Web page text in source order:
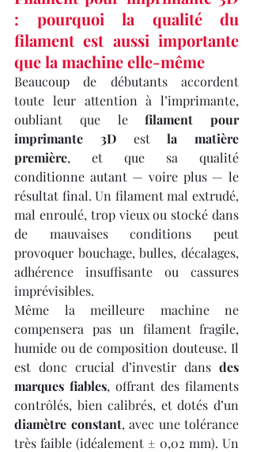
: pourquoi la qualité du
filament est aussi importante
que la machine elle-même
Beaucoup de débutants accordent
toute leur attention à l’imprimante,
oubliant que le filament pour
imprimante 3D est la matière
première, et que sa qualité
conditionne autant — voire plus — le
résultat final. Un filament mal extrudé,
mal enroulé, trop vieux ou stocké dans
de mauvaises conditions peut
provoquer bouchage, bulles, décalages,
adhérence insuffisante ou cassures
imprévisibles.
Même la meilleure machine ne
compensera pas un filament fragile,
humide ou de composition douteuse. Il
est donc crucial d’investir dans des
marques fiables, offrant des filaments
diamètre constant, avec une tolérance
très faible (idéalement ± 0,02 mm). Un